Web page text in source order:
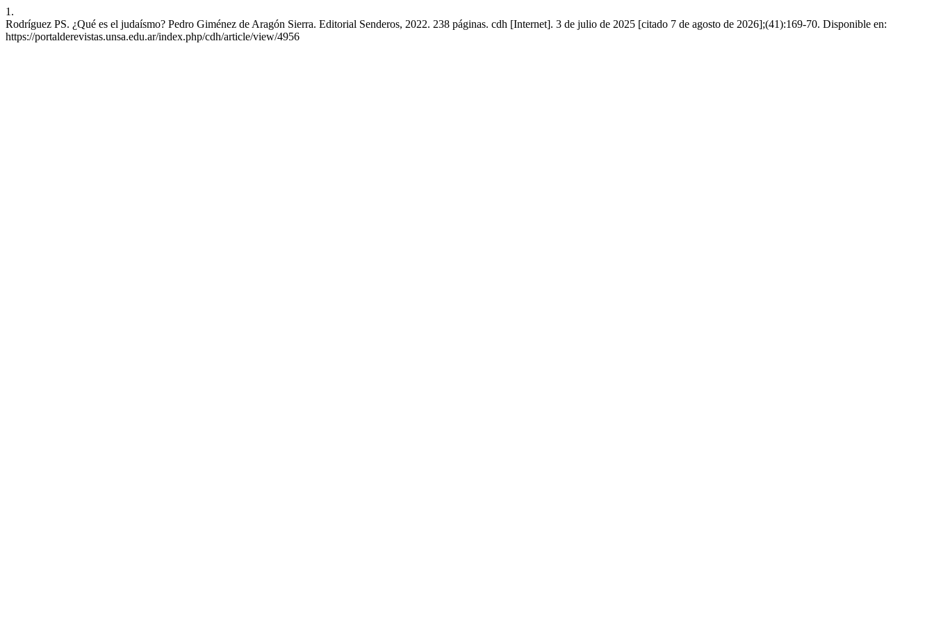
1.
Rodríguez PS. ¿Qué es el judaísmo? Pedro Giménez de Aragón Sierra. Editorial Senderos, 2022. 238 páginas. cdh [Internet]. 3 de julio de 2025 [citado 7 de agosto de 2026];(41):169-70. Disponible en:
https://portalderevistas.unsa.edu.ar/index.php/cdh/article/view/4956